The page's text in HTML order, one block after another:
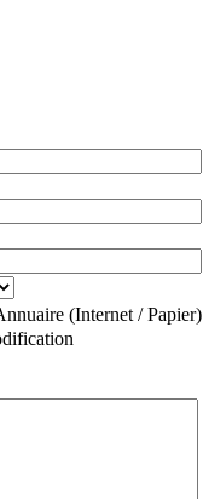
(Internet / Papier)